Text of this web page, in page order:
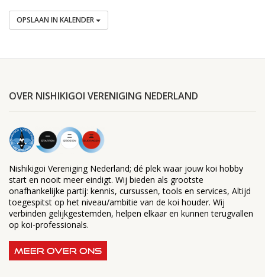
OPSLAAN IN KALENDER
OVER NISHIKIGOI VERENIGING NEDERLAND
Nishikigoi Vereniging Nederland; dé plek waar jouw koi hobby
start en nooit meer eindigt. Wij bieden als grootste
onafhankelijke partij: kennis, cursussen, tools en services, Altijd
toegespitst op het niveau/ambitie van de koi houder. Wij
verbinden gelijkgestemden, helpen elkaar en kunnen terugvallen
op koi-professionals.
MEER OVER ONS